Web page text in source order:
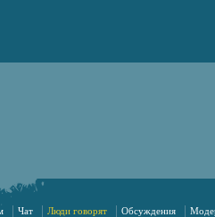
Чат Люди говорят Обсуждения